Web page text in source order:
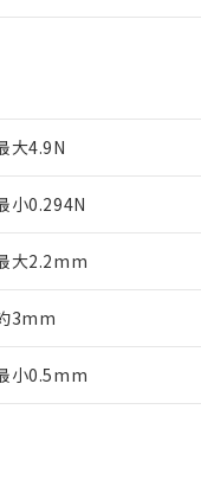
大4.9N
小0.294N
大2.2mm
3mm
小0.5mm